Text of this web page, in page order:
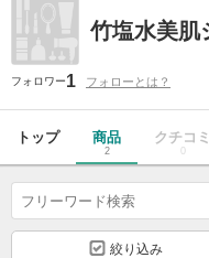
竹塩水美肌
フォロワー1 フォローとは？
トップ 商品
2
クチコミ
0
絞り込み